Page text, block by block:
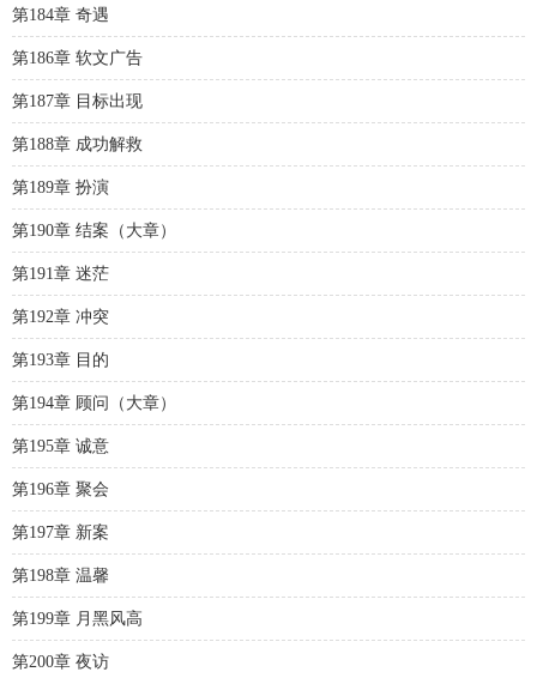
第184章 奇遇
第186章 软文广告
第187章 目标出现
第188章 成功解救
第189章 扮演
第190章 结案（大章）
第191章 迷茫
第192章 冲突
第193章 目的
第194章 顾问（大章）
第195章 诚意
第196章 聚会
第197章 新案
第198章 温馨
第199章 月黑风高
第200章 夜访